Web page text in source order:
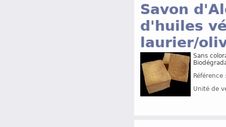
Savon
d'huiles
laurier/
Sans
Unité de